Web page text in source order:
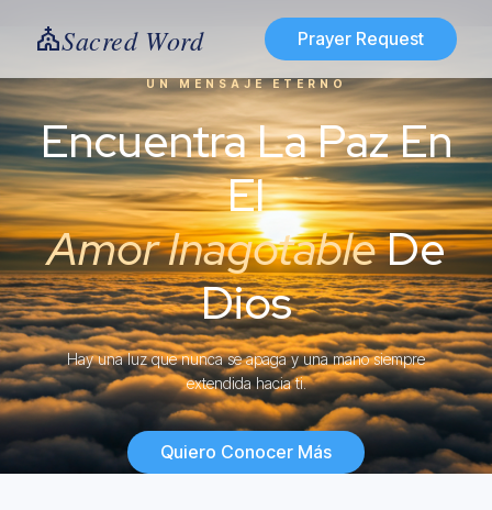
churchSacred Word Prayer Request
UN MENSAJE ETERNO
Encuentra La Paz En
El
Amor InagotableDe
Dios
Hay una luz que nunca se apaga y una mano siempre
extendida hacia ti.
Quiero Conocer Más